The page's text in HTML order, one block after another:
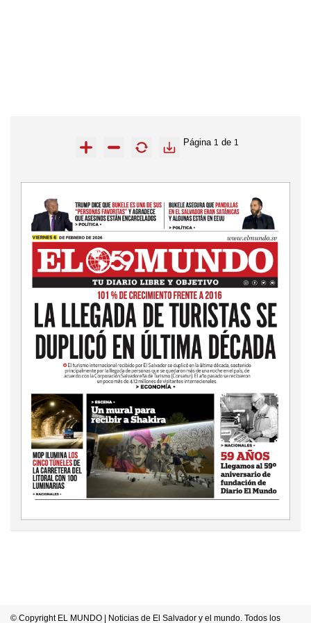
Página 1 de 1
© Copyright EL MUNDO | Noticias de El Salvador y el mundo. Todos los